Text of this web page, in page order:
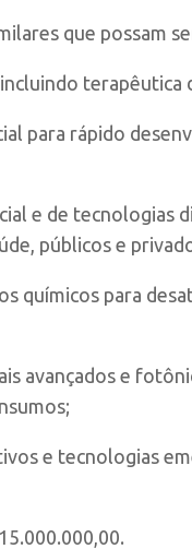
que possam
para rápido
e de tecnologias
públicos e
químicos para
avançados e
e tecnologias
15.000.000,00.